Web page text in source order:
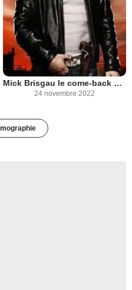
Mick Brisgau le come-back d'un superflic
24 novembre 2022